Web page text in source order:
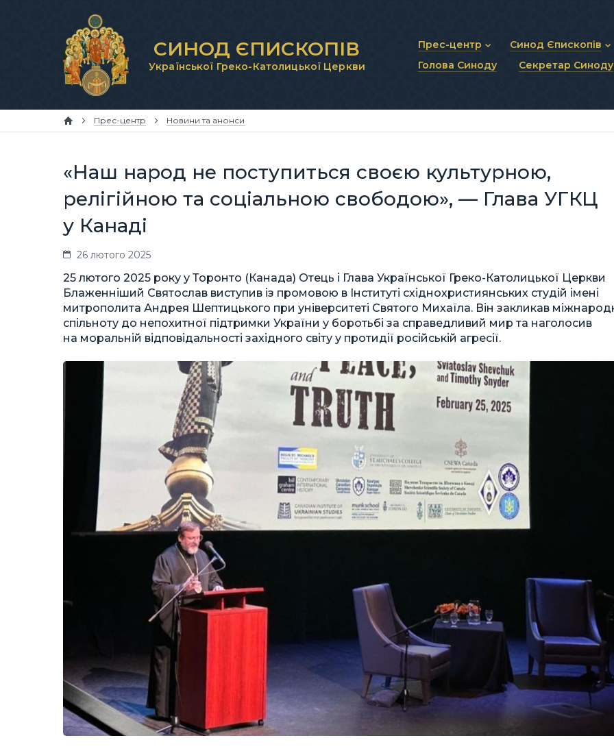
СИНОД ЄПИСКОПІВ
Української Греко-Католицької Церкви
Прес-центр
Новини та анонси
Синод Єпископів
Статут Синоду
Синодальні органи
Голова Синоду Секретар Синоду
Прес-центр Новини та анонси
«Наш народ не поступиться своєю культурною,
релігійною та соціальною свободою», — Глава УГКЦ
у Канаді
26 лютого 2025
25 лютого 2025 року у Торонто (Канада) Отець і Глава Української Греко-Католицької Церкви
Блаженніший Святослав виступив із промовою в Інституті східнохристиянських студій імені
митрополита Андрея Шептицького при університеті Святого Михаїла. Він закликав
спільноту до непохитної підтримки України у боротьбі за справедливий мир та наголосив
на моральній відповідальності західного світу у протидії російській агресії.